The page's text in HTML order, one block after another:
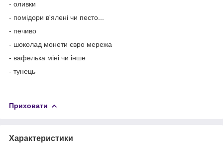
- оливки
- помідори в'ялені чи песто...
- печиво
- шоколад монети євро мережа
- вафелька міні чи інше
- тунець
Приховати
Характеристики